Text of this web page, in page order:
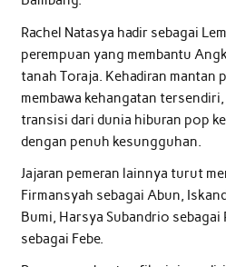
Rachel Natasya hadir sebagai
perempuan yang membantu
tanah Toraja. Kehadiran mantan
membawa kehangatan
transisi dari dunia hiburan pop
dengan penuh kesungguhan.
Jajaran pemeran lainnya turut
Firmansyah sebagai Abun,
Bumi, Harsya Subandrio sebagai
sebagai Febe.